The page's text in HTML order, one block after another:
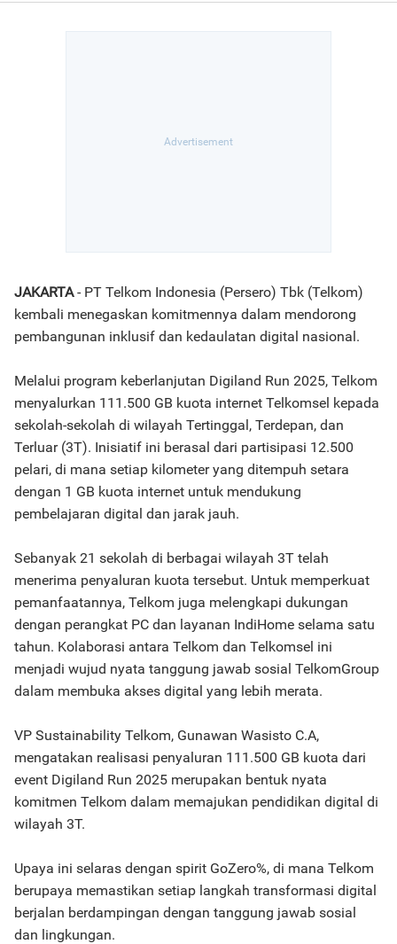
JAKARTA- PT Telkom Indonesia (Persero) Tbk (Telkom)
kembali menegaskan komitmennya dalam mendorong
pembangunan inklusif dan kedaulatan digital nasional.
Melalui program keberlanjutan Digiland Run 2025, Telkom
menyalurkan 111.500 GB kuota internet Telkomsel kepada
sekolah-sekolah di wilayah Tertinggal, Terdepan, dan
Terluar (3T). Inisiatif ini berasal dari partisipasi 12.500
pelari, di mana setiap kilometer yang ditempuh setara
dengan 1 GB kuota internet untuk mendukung
pembelajaran digital dan jarak jauh.
Sebanyak 21 sekolah di berbagai wilayah 3T telah
menerima penyaluran kuota tersebut. Untuk memperkuat
pemanfaatannya, Telkom juga melengkapi dukungan
dengan perangkat PC dan layanan IndiHome selama satu
tahun. Kolaborasi antara Telkom dan Telkomsel ini
menjadi wujud nyata tanggung jawab sosial TelkomGroup
dalam membuka akses digital yang lebih merata.
VP Sustainability Telkom, Gunawan Wasisto C.A,
mengatakan realisasi penyaluran 111.500 GB kuota dari
event Digiland Run 2025 merupakan bentuk nyata
komitmen Telkom dalam memajukan pendidikan digital di
wilayah 3T.
Upaya ini selaras dengan spirit GoZero%, di mana Telkom
berupaya memastikan setiap langkah transformasi digital
berjalan berdampingan dengan tanggung jawab sosial
dan lingkungan.